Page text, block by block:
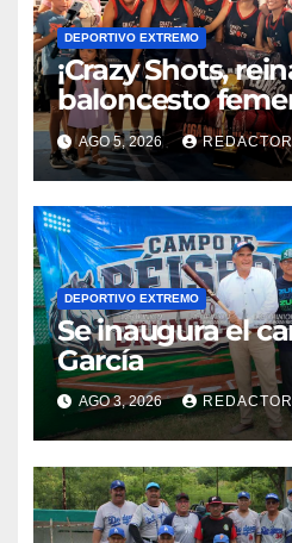
DEPORTIVO EXTREMO
¡Crazy Shots,
baloncesto
AGO 5, 2026
DEPORTIVO EXTREMO
Se inaugura el
García
AGO 3, 2026